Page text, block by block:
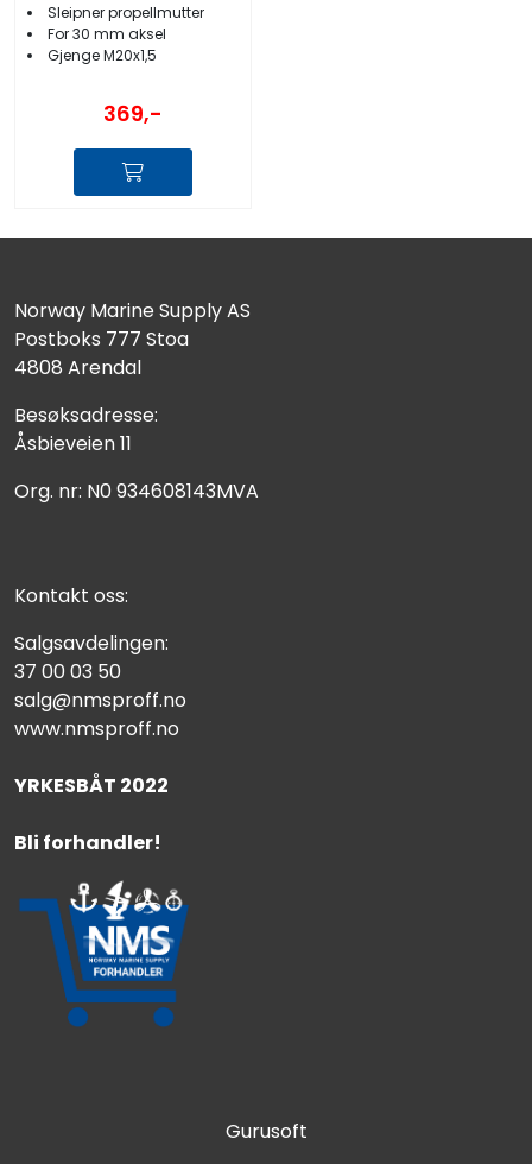
Sleipner propellmutter
For 30 mm aksel
Gjenge M20x1,5
369,-
Norway Marine Supply AS
Postboks 777 Stoa
4808 Arendal
Besøksadresse:
Åsbieveien 11
Org. nr: N0 934608143MVA
Kontakt oss:
Salgsavdelingen:
37 00 03 50
salg@nmsproff.no
www.nmsproff.no
YRKESBÅT 2022
Bli forhandler!
Gurusoft